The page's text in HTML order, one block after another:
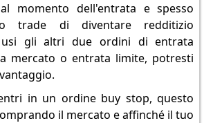
momento dell'entrata e spesso
trade di diventare redditizio
usi gli altri due ordini di entrata
mercato o entrata limite, potresti
in un ordine buy stop, questo
il mercato e affinché il tuo